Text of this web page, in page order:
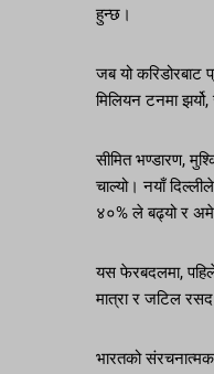
हुन्छ।
जब यो करिडोरबाट
मिलियन टनमा
सीमित भण्डारण,
चाल्यो। नयाँ
४०% ले बढ्यो र
यस फेरबदलमा,
मात्रा र जटिल
भारतको संरचनात्मक